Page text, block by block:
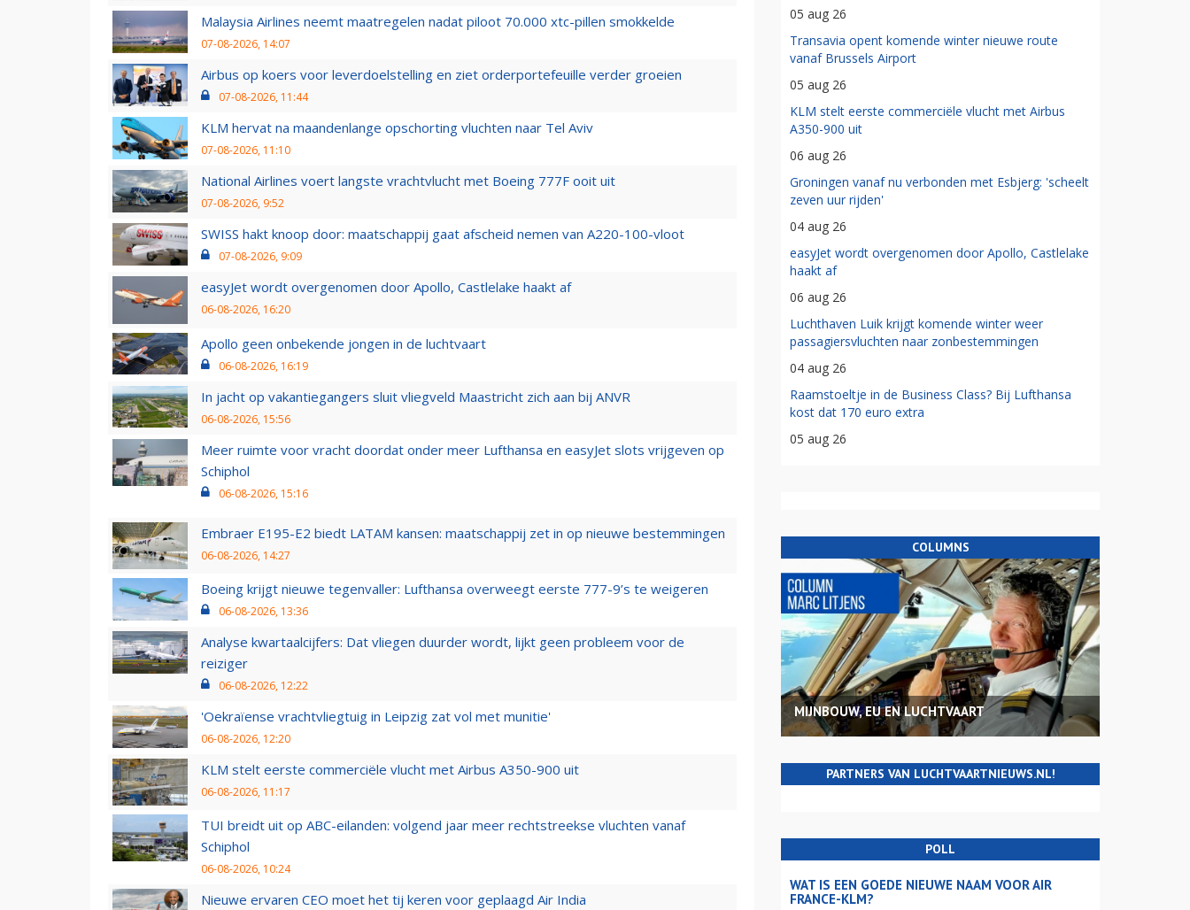
Malaysia Airlines neemt maatregelen nadat piloot 70.000 xtc-pillen smokkelde
07-08-2026, 14:07
Airbus op koers voor leverdoelstelling en ziet orderportefeuille verder groeien
07-08-2026, 11:44
KLM hervat na maandenlange opschorting vluchten naar Tel Aviv
07-08-2026, 11:10
National Airlines voert langste vrachtvlucht met Boeing 777F ooit uit
07-08-2026, 9:52
SWISS hakt knoop door: maatschappij gaat afscheid nemen van A220-100-vloot
07-08-2026, 9:09
easyJet wordt overgenomen door Apollo, Castlelake haakt af
06-08-2026, 16:20
Apollo geen onbekende jongen in de luchtvaart
06-08-2026, 16:19
In jacht op vakantiegangers sluit vliegveld Maastricht zich aan bij ANVR
06-08-2026, 15:56
Meer ruimte voor vracht doordat onder meer Lufthansa en easyJet slots vrijgeven op
Schiphol
06-08-2026, 15:16
Embraer E195-E2 biedt LATAM kansen: maatschappij zet in op nieuwe bestemmingen
06-08-2026, 14:27
Boeing krijgt nieuwe tegenvaller: Lufthansa overweegt eerste 777-9’s te weigeren
06-08-2026, 13:36
Analyse kwartaalcijfers: Dat vliegen duurder wordt, lijkt geen probleem voor de
reiziger
06-08-2026, 12:22
'Oekraïense vrachtvliegtuig in Leipzig zat vol met munitie'
06-08-2026, 12:20
KLM stelt eerste commerciële vlucht met Airbus A350-900 uit
06-08-2026, 11:17
TUI breidt uit op ABC-eilanden: volgend jaar meer rechtstreekse vluchten vanaf
Schiphol
06-08-2026, 10:24
Nieuwe ervaren CEO moet het tij keren voor geplaagd Air India
05 aug 26
Transavia opent komende winter nieuwe route
vanaf Brussels Airport
05 aug 26
KLM stelt eerste commerciële vlucht met Airbus
A350-900 uit
06 aug 26
Groningen vanaf nu verbonden met Esbjerg: 'scheelt
zeven uur rijden'
04 aug 26
easyJet wordt overgenomen door Apollo, Castlelake
haakt af
06 aug 26
Luchthaven Luik krijgt komende winter weer
passagiersvluchten naar zonbestemmingen
04 aug 26
Raamstoeltje in de Business Class? Bij Lufthansa
kost dat 170 euro extra
05 aug 26
COLUMNS
MIJNBOUW, EU EN LUCHTVAART
PARTNERS VAN LUCHTVAARTNIEUWS.NL!
POLL
WAT IS EEN GOEDE NIEUWE NAAM VOOR AIR
FRANCE-KLM?